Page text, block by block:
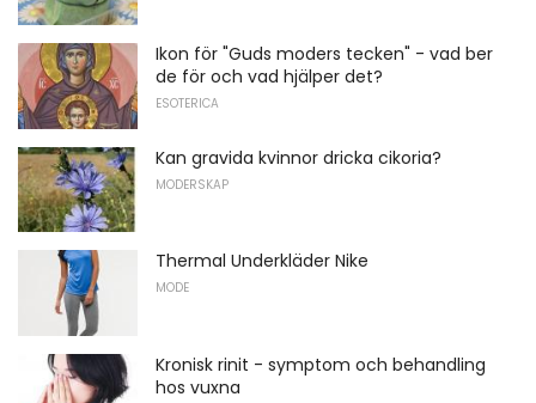
Ikon för "Guds moders tecken" - vad ber
de för och vad hjälper det?
ESOTERICA
Kan gravida kvinnor dricka cikoria?
MODERSKAP
Thermal Underkläder Nike
MODE
Kronisk rinit - symptom och behandling
hos vuxna